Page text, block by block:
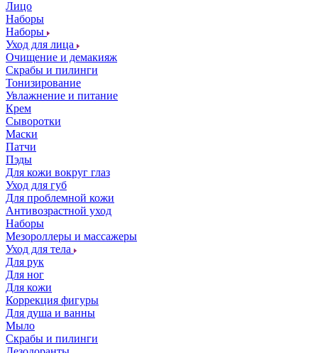
Лицо
Наборы
Наборы
Уход для лица
Очищение и демакияж
Скрабы и пилинги
Тонизирование
Увлажнение и питание
Крем
Сыворотки
Маски
Патчи
Пэды
Для кожи вокруг глаз
Уход для губ
Для проблемной кожи
Антивозрастной уход
Наборы
Мезороллеры и массажеры
Уход для тела
Для рук
Для ног
Для кожи
Коррекция фигуры
Для душа и ванны
Мыло
Скрабы и пилинги